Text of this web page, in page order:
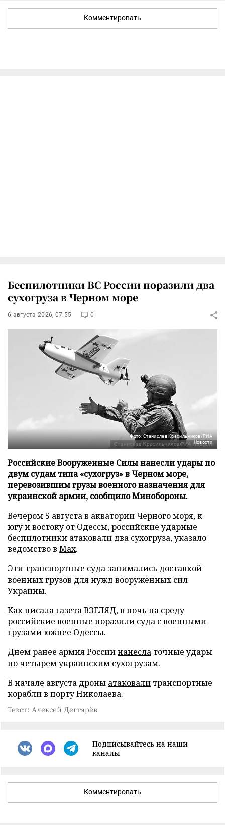
Комментировать
Беспилотники ВС России поразили два
сухогруза в Черном море
6 августа 2026, 07:55 0
Фото: Станислав Красильников/РИА
Новости
Российские Вооруженные Силы нанесли удары по
двум судам типа «сухогруз» в Черном море,
перевозившим грузы военного назначения для
украинской армии, сообщило Минобороны.
Вечером 5 августа в акватории Черного моря, к
югу и востоку от Одессы, российские ударные
беспилотники атаковали два сухогруза, указало
ведомство в Max.
Эти транспортные суда занимались доставкой
военных грузов для нужд вооруженных сил
Украины.
Как писала газета ВЗГЛЯД, в ночь на среду
российские военные поразили суда с военными
грузами южнее Одессы.
Днем ранее армия Россиинанесла точные удары
по четырем украинским сухогрузам.
В начале августа дроны атаковали транспортные
корабли в порту Николаева.
Текст: Алексей Дегтярёв
Подписывайтесь на наши
каналы
Комментировать